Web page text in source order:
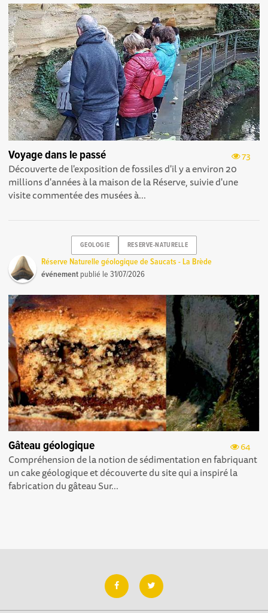
73
Voyage dans le passé
Découverte de l'exposition de fossiles d'il y a environ 20
millions d'années à la maison de la Réserve, suivie d'une
visite commentée des musées à...
GEOLOGIE RESERVE-NATURELLE
Réserve Naturelle géologique de Saucats - La Brède
événement publié le31/07/2026
64
Gâteau géologique
Compréhension de la notion de sédimentation en fabriquant
un cake géologique et découverte du site qui a inspiré la
fabrication du gâteau Sur...